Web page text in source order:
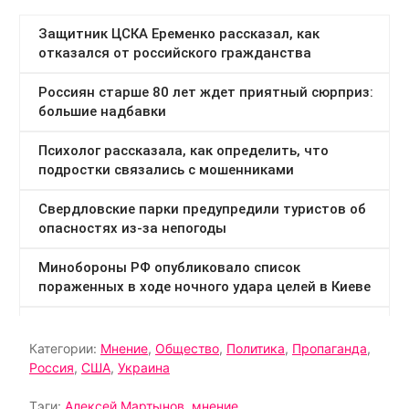
Категории: Мнение, Общество, Политика, Пропаганда,
Россия, США, Украина
Тэги: Алексей Мартынов мнение